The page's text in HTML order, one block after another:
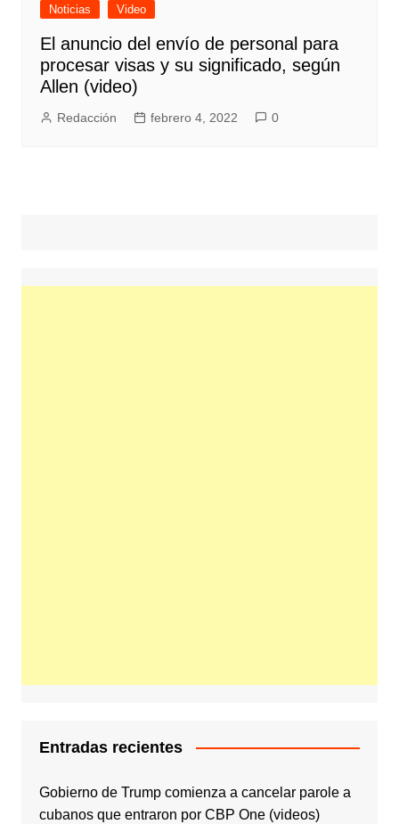
Noticias Video
El anuncio del envío de personal para
procesar visas y su significado, según
Allen (video)
Redacción febrero 4, 2022 0
Entradas recientes
Gobierno de Trump comienza a cancelar parole a
cubanos que entraron por CBP One (videos)